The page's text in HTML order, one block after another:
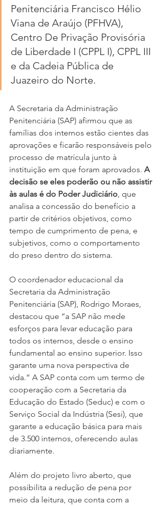
Penitenciária Francisco Hélio
Viana de Araújo (PFHVA),
Centro De Privação Provisória
de Liberdade I (CPPL I), CPPL III
e da Cadeia Pública de
Juazeiro do Norte.
A Secretaria da Administração
Penitenciária (SAP) afirmou que as
famílias dos internos estão cientes das
aprovações e ficarão responsáveis pelo
processo de matrícula junto à
instituição em que foram aprovados. A
decisão se eles poderão ou não assistir
às aulas é do Poder Judiciário , que
analisa a concessão do benefício a
partir de critérios objetivos, como
tempo de cumprimento de pena, e
subjetivos, como o comportamento
do preso dentro do sistema.
O coordenador educacional da
Secretaria da Administração
Penitenciária (SAP), Rodrigo Moraes,
destacou que “a SAP não mede
esforços para levar educação para
todos os internos, desde o ensino
fundamental ao ensino superior. Isso
garante uma nova perspectiva de
vida.” A SAP conta com um termo de
cooperação com a Secretaria da
Educação do Estado (Seduc) e com o
Serviço Social da Indústria (Sesi), que
garante a educação básica para mais
de 3.500 internos, oferecendo aulas
diariamente.
Além do projeto livro aberto, que
possibilita a redução de pena por
meio da leitura, que conta com a